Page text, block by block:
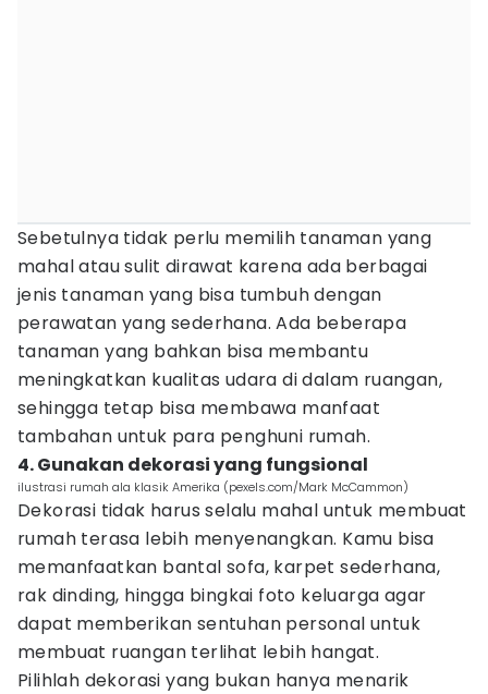
Sebetulnya tidak perlu memilih tanaman yang
mahal atau sulit dirawat karena ada berbagai
jenis tanaman yang bisa tumbuh dengan
perawatan yang sederhana. Ada beberapa
tanaman yang bahkan bisa membantu
meningkatkan kualitas udara di dalam ruangan,
sehingga tetap bisa membawa manfaat
tambahan untuk para penghuni rumah.
4. Gunakan dekorasi yang fungsional
ilustrasi rumah ala klasik Amerika (pexels.com/Mark McCammon)
Dekorasi tidak harus selalu mahal untuk membuat
rumah terasa lebih menyenangkan. Kamu bisa
memanfaatkan bantal sofa, karpet sederhana,
rak dinding, hingga bingkai foto keluarga agar
dapat memberikan sentuhan personal untuk
membuat ruangan terlihat lebih hangat.
Pilihlah dekorasi yang bukan hanya menarik